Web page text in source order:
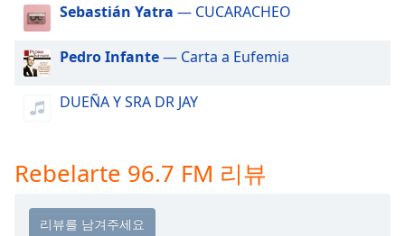
dialog
window.
Escape
cancel
window.
Sebastián Yatra — CUCARACHEO
Pedro Infante— Carta a Eufemia
DUEÑA Y SRA DR JAY
Rebelarte 96.7 FM 리뷰